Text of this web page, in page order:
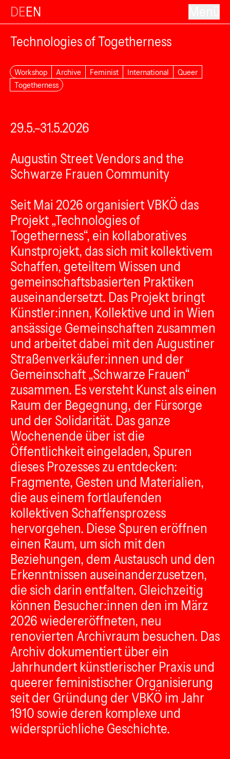
DEEN
Technologies of Togetherness
Workshop Archive Feminist International
Queer
Togetherness
29.5.–31.5.2026
Augustin Street Vendors and the
Schwarze Frauen Community
Seit Mai 2026 organisiert VBKÖ das
Projekt „Technologies of
Togetherness“, ein kollaboratives
Kunstprojekt, das sich mit kollektivem
Schaffen, geteiltem Wissen und
gemeinschaftsbasierten Praktiken
auseinandersetzt. Das Projekt bringt
Künstler:innen, Kollektive und in Wien
ansässige Gemeinschaften zusammen
und arbeitet dabei mit den Augustiner
Straßenverkäufer:innen und der
Gemeinschaft „Schwarze Frauen“
zusammen. Es versteht Kunst als einen
Raum der Begegnung, der Fürsorge
und der Solidarität. Das ganze
Wochenende über ist die
Öffentlichkeit eingeladen, Spuren
dieses Prozesses zu entdecken:
Fragmente, Gesten und Materialien,
die aus einem fortlaufenden
kollektiven Schaffensprozess
hervorgehen. Diese Spuren eröffnen
einen Raum, um sich mit den
Beziehungen, dem Austausch und den
Erkenntnissen auseinanderzusetzen,
die sich darin entfalten. Gleichzeitig
können Besucher:innen den im März
2026 wiedereröffneten, neu
renovierten Archivraum besuchen. Das
Archiv dokumentiert über ein
Jahrhundert künstlerischer Praxis und
queerer feministischer Organisierung
seit der Gründung der VBKÖ im Jahr
1910 sowie deren komplexe und
widersprüchliche Geschichte.